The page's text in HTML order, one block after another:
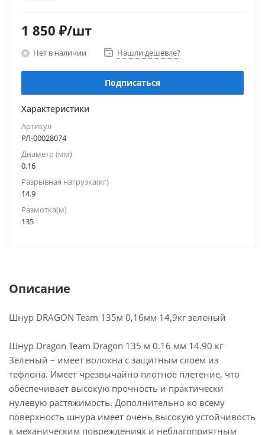
1 850 ₽/шт
Нет в наличии Нашли дешевле?
Подписаться
Характеристики
Артикул
РЛ-00028074
Диаметр (мм)
0.16
Разрывная нагрузка(кг)
14.9
Размотка(м)
135
Описание
Шнур DRAGON Team 135м 0,16мм 14,9кг зеленый
Шнур Dragon Team Dragon 135 м 0.16 мм 14.90 кг
Зеленый – имеет волокна с защитным слоем из
тефлона. Имеет чрезвычайно плотное плетение, что
обеспечивает высокую прочность и практически
нулевую растяжимость. Дополнительно ко всему
поверхность шнура имеет очень высокую устойчивость
к механическим повреждениях и неблагоприятным